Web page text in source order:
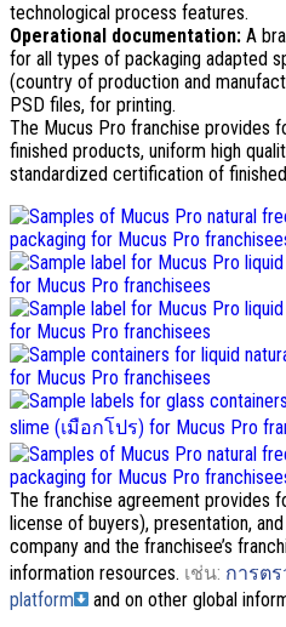
technological process features.
Operational documentation: A
for all types of packaging adapted
(country of production and
PSD files, for printing.
The Mucus Pro franchise provides
finished products, uniform high
standardized certification of
The franchise agreement provides
license of buyers), presentation,
company and the franchisee’s
information resources. เช่น: การต
platform
and on other global